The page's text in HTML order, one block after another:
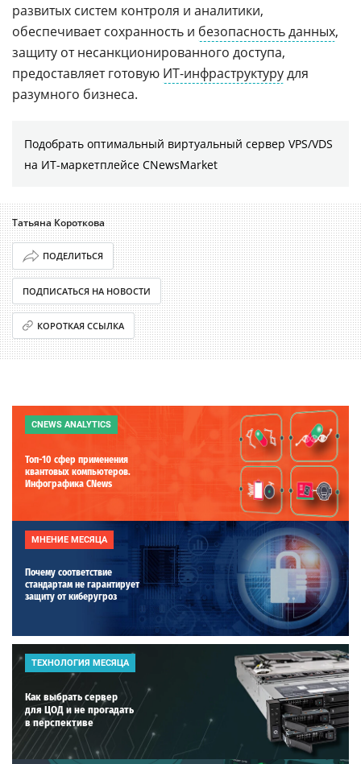
развитых систем контроля и аналитики,
обеспечивает сохранность и безопасность данных,
защиту от несанкционированного доступа,
предоставляет готовую ИТ-инфраструктурудля
разумного бизнеса.
Подобрать оптимальный виртуальный сервер VPS/VDS
на ИТ-маркетплейсе CNewsMarket
Татьяна Короткова
ПОДЕЛИТЬСЯ
ПОДПИСАТЬСЯ НА НОВОСТИ
КОРОТКАЯ ССЫЛКА
CNEWS ANALYTICS
Топ-10 сфер применения
квантовых компьютеров.
Инфографика CNews
МНЕНИЕ МЕСЯЦА
Почему соответствие
стандартам не гарантирует
защиту от киберугроз
ТЕХНОЛОГИЯ МЕСЯЦА
Как выбрать сервер
для ЦОД и не прогадать
в перспективе